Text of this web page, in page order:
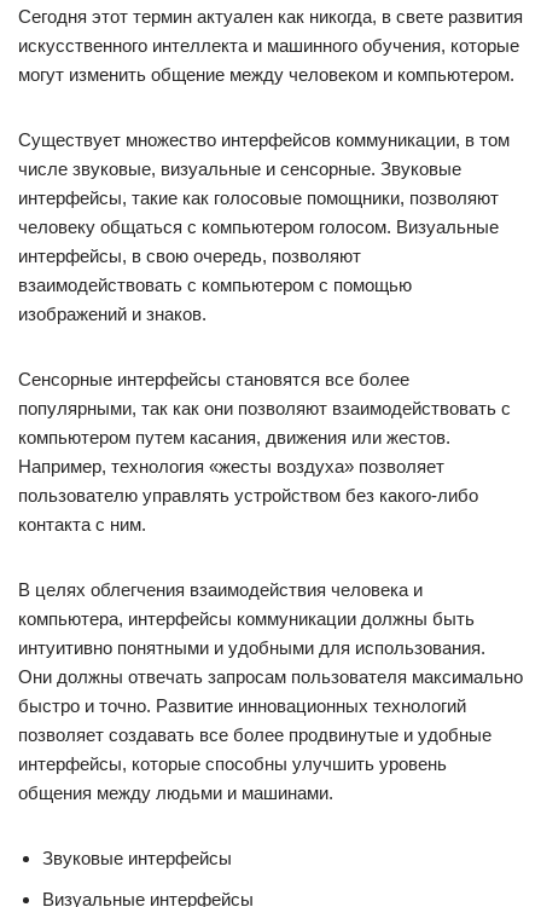
Сегодня этот термин актуален как никогда, в свете развития
искусственного интеллекта и машинного обучения, которые
могут изменить общение между человеком и компьютером.
Существует множество интерфейсов коммуникации, в том
числе звуковые, визуальные и сенсорные. Звуковые
интерфейсы, такие как голосовые помощники, позволяют
человеку общаться с компьютером голосом. Визуальные
интерфейсы, в свою очередь, позволяют
взаимодействовать с компьютером с помощью
изображений и знаков.
Сенсорные интерфейсы становятся все более
популярными, так как они позволяют взаимодействовать с
компьютером путем касания, движения или жестов.
Например, технология «жесты воздуха» позволяет
пользователю управлять устройством без какого-либо
контакта с ним.
В целях облегчения взаимодействия человека и
компьютера, интерфейсы коммуникации должны быть
интуитивно понятными и удобными для использования.
Они должны отвечать запросам пользователя максимально
быстро и точно. Развитие инновационных технологий
позволяет создавать все более продвинутые и удобные
интерфейсы, которые способны улучшить уровень
общения между людьми и машинами.
Звуковые интерфейсы
Визуальные интерфейсы